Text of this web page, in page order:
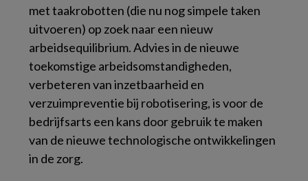
met taakrobotten (die nu nog simpele taken
uitvoeren) op zoek naar een nieuw
arbeidsequilibrium. Advies in de nieuwe
toekomstige arbeidsomstandigheden,
verbeteren van inzetbaarheid en
verzuimpreventie bij robotisering, is voor de
bedrijfsarts een kans door gebruik te maken
van de nieuwe technologische ontwikkelingen
in de zorg.